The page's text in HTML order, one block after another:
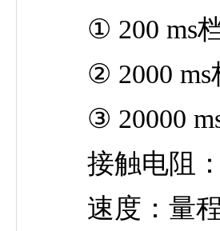
① 200 ms档
② 2000 ms
③ 20000 ms
接触电阻：
速度：量程